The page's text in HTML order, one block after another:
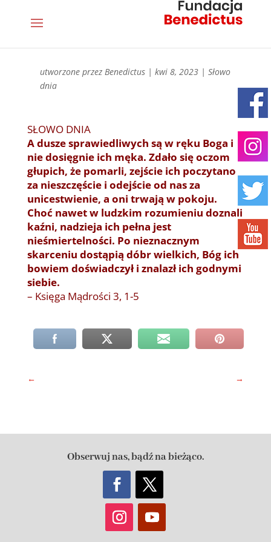
utworzone przez Benedictus| kwi 8, 2023| Słowo
dnia
SŁOWO DNIA
A dusze sprawiedliwych są w ręku Boga i
nie dosięgnie ich męka. Zdało się oczom
głupich, że pomarli, zejście ich poczytano
za nieszczęście i odejście od nas za
unicestwienie, a oni trwają w pokoju.
Choć nawet w ludzkim rozumieniu doznali
kaźni, nadzieja ich pełna jest
nieśmiertelności. Po nieznacznym
skarceniu dostąpią dóbr wielkich, Bóg ich
bowiem doświadczył i znalazł ich godnymi
siebie.
– Księga Mądrości 3, 1-5
← →
Obserwuj nas, bądź na bieżąco.